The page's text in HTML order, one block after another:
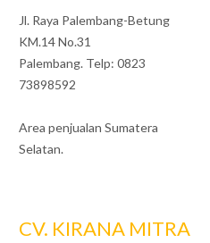
Jl. Raya Palembang-Betung
KM.14 No.31
Palembang. Telp: 0823
73898592
Area penjualan Sumatera
Selatan.
CV. KIRANA MITRA